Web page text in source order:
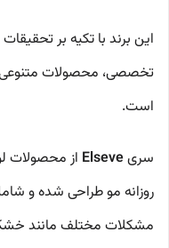
این برند با تکیه بر
تخصصی، محصولات متنوعی
است.
سریElseve از محصولات
روزانه مو طراحی شده و
مشکلات مختلف مانند